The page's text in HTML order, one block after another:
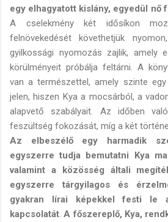
egy elhagyatott kislány, egyedül nő
A cselekmény két idősíkon
felnövekedését követhetjük
gyilkossági nyomozás zajlik, amely
körülményeit próbálja feltárni. A
van a természettel, amely szinte
jelen, hiszen Kya a mocsárból, a
alapvető szabályait. Az időben
feszültség fokozását, míg a két
Az elbeszélő egy harmadik
egyszerre tudja bemutatni Kya
valamint a közösség általi
egyszerre tárgyilagos és
gyakran lírai képekkel festi le
kapcsolatát .A főszereplő, Kya,